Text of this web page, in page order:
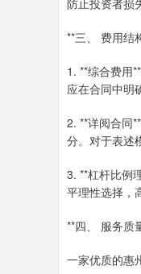
防止投资者损
**三、 费用结
1. **综合费用
应在合同中明
2. **详阅合同
分。对于表述
3. **杠杆比例
平理性选择，
**四、 服务质
一家优质的惠